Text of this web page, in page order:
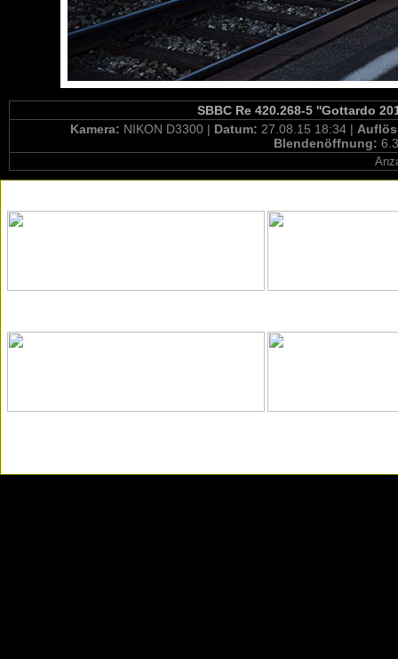
SBBC Re 420.268-5 ''Gottardo
Kamera: NIKON D3300 | Datum: 27.08.15 18:34 |
Blendenöffnung: